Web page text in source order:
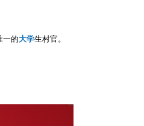
一的大学生村官。